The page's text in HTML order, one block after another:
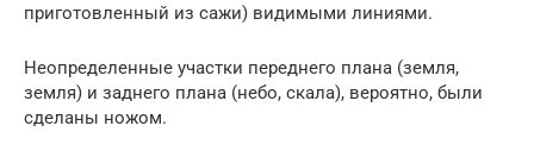
приготовленный из сажи) видимыми линиями.
Неопределенные участки переднего плана (земля,
земля) и заднего плана (небо, скала), вероятно, были
сделаны ножом.